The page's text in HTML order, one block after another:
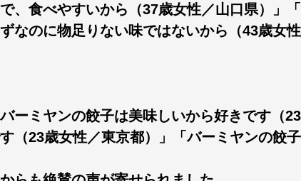
、食べやすいから（37歳女性／山口県）」
なのに物足りない味ではないから（43歳
ーミヤンの餃子は美味しいから好きです（
（23歳女性／東京都）」「バーミヤンの餃